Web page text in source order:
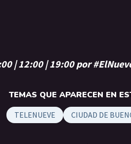
| 12:00 | 19:00 por
TEMAS QUE APARECEN EN
TELENUEVE CIUDAD DE